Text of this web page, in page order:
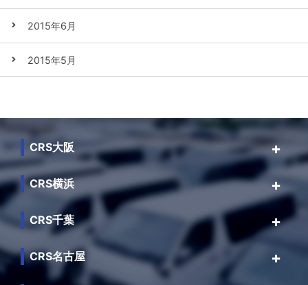
2015年6月
2015年5月
CRS大阪
CRS横浜
CRS千葉
CRS名古屋